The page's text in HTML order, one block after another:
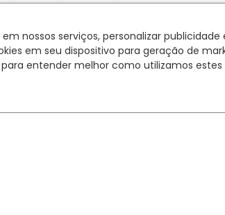
nossos serviços, personalizar
em seu dispositivo para geração de
para entender melhor como utilizamos estes
2 Quartos Botiatuba 40m²
Wadislau Bugalski, 3690, Botiatuba -
Benvenue
633005189